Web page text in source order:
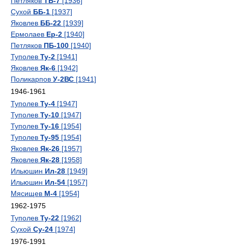
Сухой ББ-1 [1937]
Яковлев ББ-22 [1939]
Ермолаев Ер-2 [1940]
Петляков ПБ-100 [1940]
Туполев Ту-2 [1941]
Яковлев Як-6 [1942]
Поликарпов У-2ВС [1941]
1946-1961
Туполев Ту-4 [1947]
Туполев Ту-10 [1947]
Туполев Ту-16 [1954]
Туполев Ту-95 [1954]
Яковлев Як-26 [1957]
Яковлев Як-28 [1958]
Ильюшин Ил-28 [1949]
Ильюшин Ил-54 [1957]
Мясищев М-4 [1954]
1962-1975
Туполев Ту-22 [1962]
Сухой Су-24 [1974]
1976-1991